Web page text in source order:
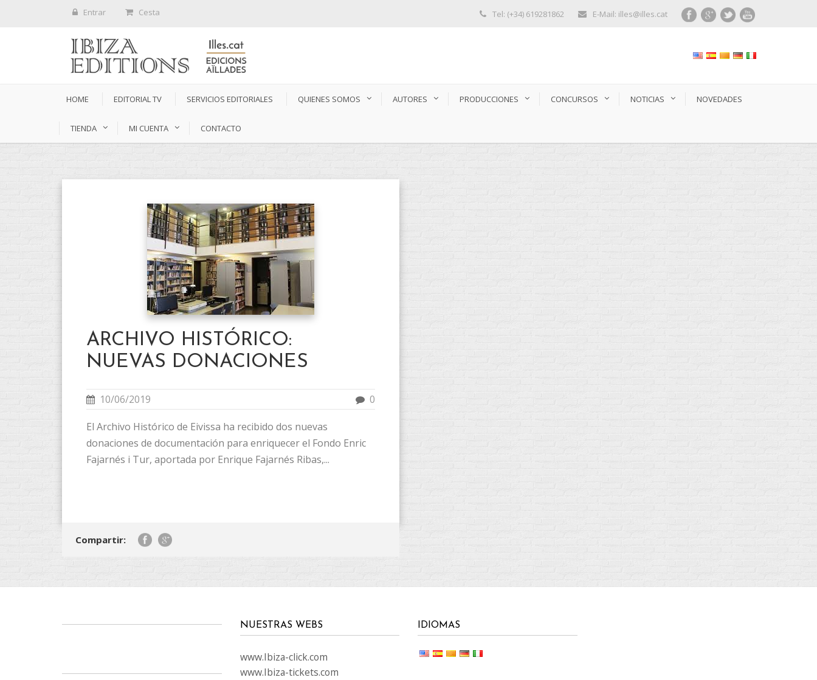
Entrar Cesta Tel: (+34) 619281862 E-Mail: illes@illes.cat
HOME EDITORIAL TV SERVICIOS EDITORIALES QUIENES SOMOS AUTORES PRODUCCIONES CONCURSOS NOTICIAS NOVEDADES
TIENDA MI CUENTA CONTACTO
ARCHIVO HISTÓRICO:
NUEVAS DONACIONES
10/06/2019 0
El Archivo Histórico de Eivissa ha recibido dos nuevas
donaciones de documentación para enriquecer el Fondo Enric
Fajarnés i Tur, aportada por Enrique Fajarnés Ribas,...
Compartir:
NUESTRAS WEBS
www.Ibiza-click.com
www.Ibiza-tickets.com
IDIOMAS